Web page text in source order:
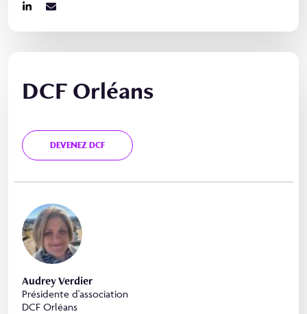
DCF Orléans
DEVENEZ DCF
Audrey Verdier
Présidente d'association
DCF Orléans